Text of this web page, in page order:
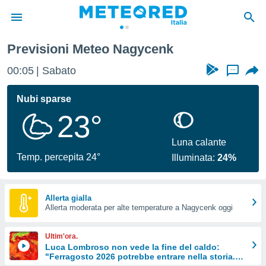
di
per
le
di
Web
le
Previsioni Meteo Nagycenk
00:05 Sabato ...
Nubi sparse
23°
Temp. percepita 24°
Luna calante
Illuminata:24%
Allerta gialla
Allerta moderata per alte temperature a Nagycenk oggi
Ultim'ora.
Luca Lombroso non vede la fine del caldo:
"Ferragosto 2026 potrebbe entrare nella storia.